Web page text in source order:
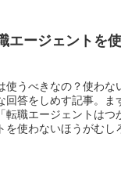
エージェントを
使うべきなの？使わ
回答をしめす記事。ま
転職エージェントはつ
を使わないほうがむし